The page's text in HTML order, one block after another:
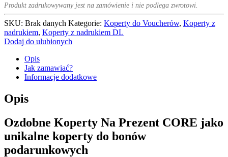
Produkt zadrukowywany jest na zamówienie i nie podlega zwrotowi.
SKU: Brak danych Kategorie: Koperty do Voucherów, Koperty z
nadrukiem, Koperty z nadrukiem DL
Dodaj do ulubionych
Opis
Jak zamawiać?
Informacje dodatkowe
Opis
Ozdobne Koperty Na Prezent CORE jako
unikalne koperty do bonów
podarunkowych